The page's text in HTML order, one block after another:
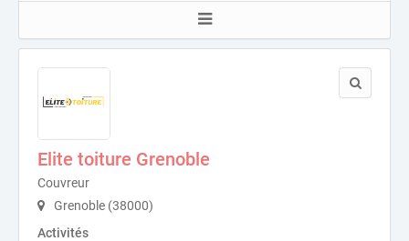
Elite toiture Grenoble
Couvreur
Grenoble (38000)
Activités